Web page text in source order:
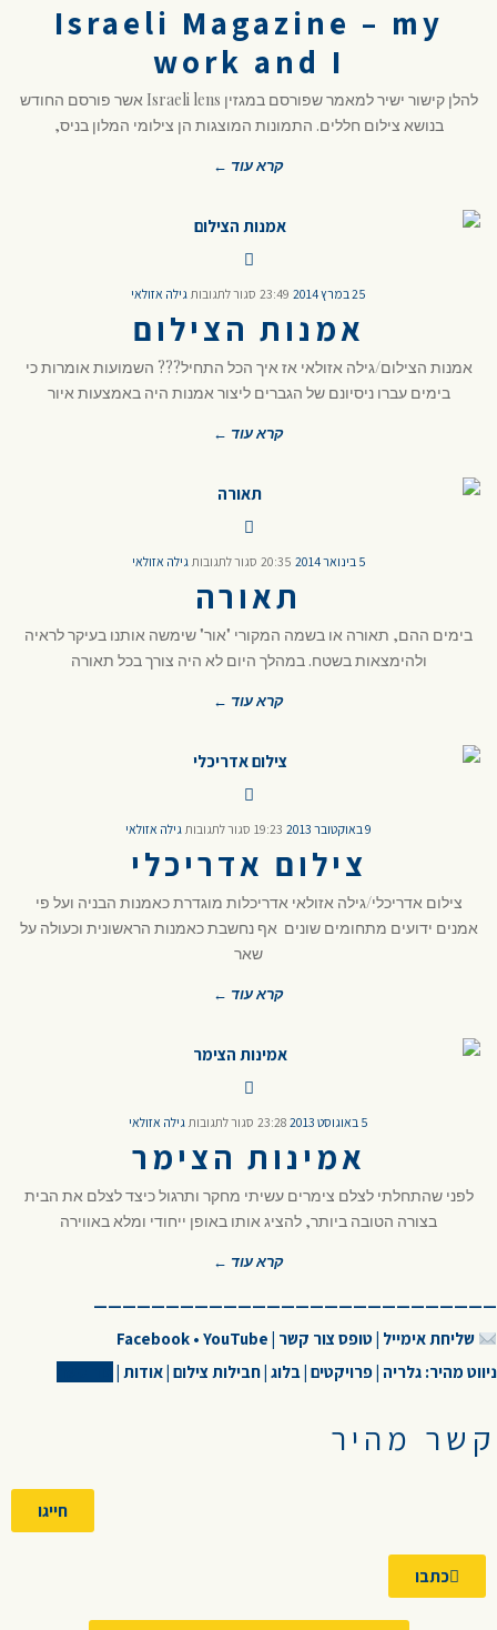
Israeli Magazine – my
work and I
להלן קישור ישיר למאמר שפורסם במגזין Israeli lens אשר פורסם החודש
בנושא צילום חללים. התמונות המוצגות הן צילומי המלון בניס,
קרא עוד ←
25 במרץ 2014 23:49 סגור לתגובות גילה אזולאי
אמנות הצילום
אמנות הצילום/גילה אזולאי אז איך הכל התחיל??? השמועות אומרות כי
בימים עברו ניסיונם של הגברים ליצור אמנות היה באמצעות איור
קרא עוד ←
5 בינואר 2014 20:35 סגור לתגובות גילה אזולאי
תאורה
בימים ההם, תאורה או בשמה המקורי "אור" שימשה אותנו בעיקר לראיה
ולהימצאות בשטח. במהלך היום לא היה צורך בכל תאורה
קרא עוד ←
9 באוקטובר 2013 19:23 סגור לתגובות גילה אזולאי
צילום אדריכלי
צילום אדריכלי/גילה אזולאי אדריכלות מוגדרת כאמנות הבניה ועל פי
אמנים ידועים מתחומים שונים אף נחשבת כאמנות הראשונית וכעולה על
שאר
קרא עוד ←
5 באוגוסט 2013 23:28 סגור לתגובות גילה אזולאי
אמינות הצימר
לפני שהתחלתי לצלם צימרים עשיתי מחקר ותרגול כיצד לצלם את הבית
בצורה הטובה ביותר, להציג אותו באופן ייחודי ומלא באווירה
קרא עוד ←
————————————————————————————
שליחת אימייל |טופס צור קשר |
Facebook • YouTube
ניווט מהיר: גלריה |פרויקטים |בלוג |חבילות צילום |אודות |
קשר מהיר
חייגו
כתבו